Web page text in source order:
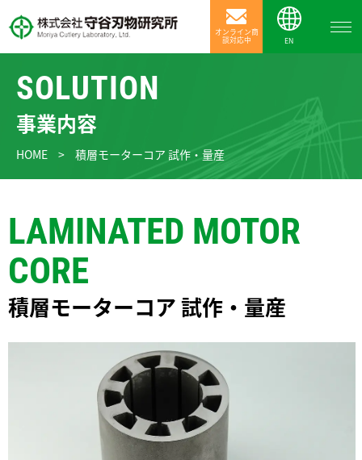
オンライン商
談対応中 EN
SOLUTION
事業内容
HOME > 積層モーターコア 試作・量産
LAMINATED MOTOR
CORE
積層モーターコア 試作・量産